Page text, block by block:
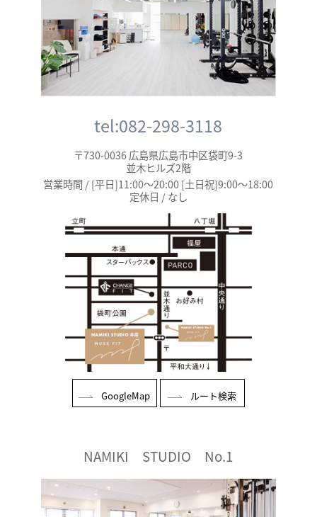
tel:082-298-3118
〒730-0036 広島県広島市中区袋町9-3
並木ヒルズ2階
営業時間 / [平日]11:00～20:00 [土日祝]9:00～18:00
定休日 / なし
GoogleMap ルート検索
NAMIKI STUDIO No.1